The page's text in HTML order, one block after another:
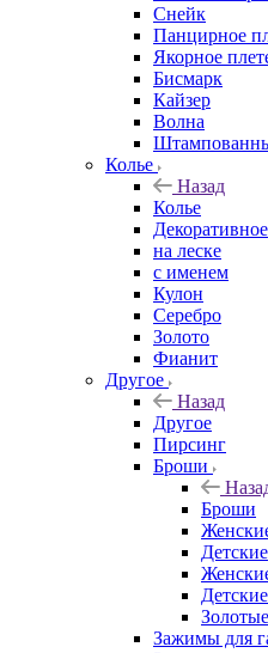
Снейк
Панцирное
Якорное
Бисмарк
Кайзер
Волна
Колье
Назад
Колье
Декоративное
на леске
с именем
Кулон
Серебро
Золото
Фианит
Другое
Назад
Другое
Пирсинг
Броши
Броши
Детские
Золотые
Зажимы для